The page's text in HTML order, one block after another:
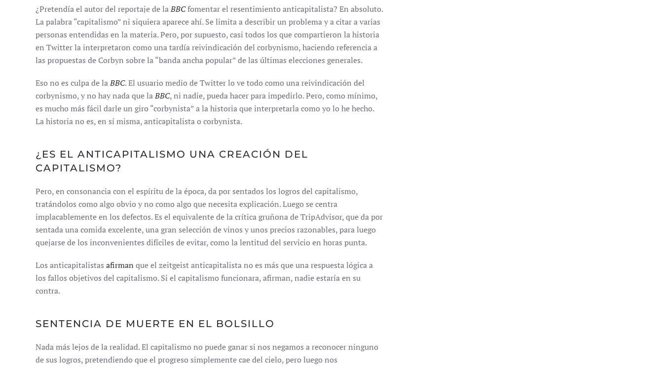
¿Pretendía el autor del reportaje de laBBCfomentar el resentimiento anticapitalista? En absoluto.
La palabra “capitalismo” ni siquiera aparece ahí. Se limita a describir un problema y a citar a varias
personas entendidas en la materia. Pero, por supuesto, casi todos los que compartieron la historia
en Twitter la interpretaron como una tardía reivindicación del corbynismo, haciendo referencia a
las propuestas de Corbyn sobre la “banda ancha popular” de las últimas elecciones generales.
Eso no es culpa de laBBC. El usuario medio de Twitter lo ve todo como una reivindicación del
corbynismo, y no hay nada que laBBC, ni nadie, pueda hacer para impedirlo. Pero, como mínimo,
es mucho más fácil darle un giro “corbynista” a la historia que interpretarla como yo lo he hecho.
La historia no es, en sí misma, anticapitalista o corbynista.
¿ES EL ANTICAPITALISMO UNA CREACIÓN DEL
CAPITALISMO?
Pero, en consonancia con el espíritu de la época, da por sentados los logros del capitalismo,
tratándolos como algo obvio y no como algo que necesita explicación. Luego se centra
implacablemente en los defectos. Es el equivalente de la crítica gruñona de TripAdvisor, que da por
sentada una comida excelente, una gran selección de vinos y unos precios razonables, para luego
quejarse de los inconvenientes difíciles de evitar, como la lentitud del servicio en horas punta.
Los anticapitalistas afirman que el zeitgeist anticapitalista no es más que una respuesta lógica a
los fallos objetivos del capitalismo. Si el capitalismo funcionara, afirman, nadie estaría en su
contra.
SENTENCIA DE MUERTE EN EL BOLSILLO
Nada más lejos de la realidad. El capitalismo no puede ganar si nos negamos a reconocer ninguno
de sus logros, pretendiendo que el progreso simplemente cae del cielo, pero luego nos